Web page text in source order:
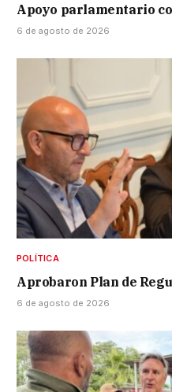
Apoyo parlamentario
6 de agosto de 2026
POLÍTICA
Aprobaron Plan de
6 de agosto de 2026